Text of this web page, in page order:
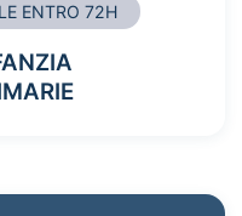
ENTRO 72H